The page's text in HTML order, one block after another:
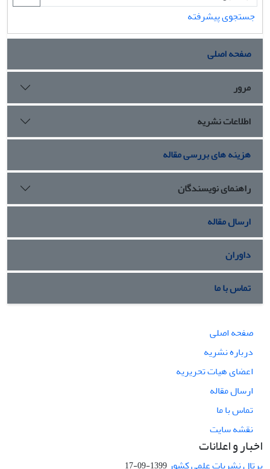
جستجوی پیشرفته
صفحه اصلی
مرور
اطلاعات نشریه
هزینه های بررسی مقاله
راهنمای نویسندگان
ارسال مقاله
داوران
تماس با ما
صفحه اصلی
درباره نشریه
اعضای هیات تحریریه
ارسال مقاله
تماس با ما
نقشه سایت
اخبار و اعلانات